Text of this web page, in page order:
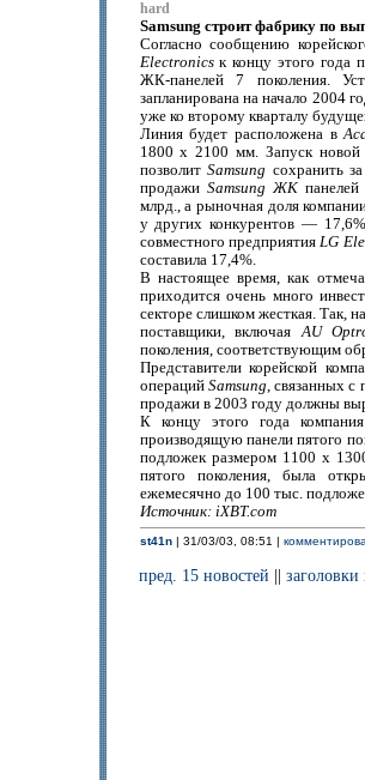
hard
Samsung строит фабрику по
Согласно сообщению
Electronicsк концу этого года
ЖК-панелей 7 поколения.
запланирована на начало 2004
уже ко второму кварталу
Линия будет расположена в
1800 х 2100 мм. Запуск новой
позволитSamsung сохранить
продажи Samsung ЖКпанелей
млрд., а рыночная доля
у других конкурентов —
совместного предприятияLG
составила 17,4%.
В настоящее время, как
приходится очень много
секторе слишком жесткая. Так,
поставщики, включаяAU
поколения, соответствующим
Представители корейской
операций Samsung, связанных с
продажи в 2003 году должны
К концу этого года
производящую панели пятого
подложек размером 1100 х
пятого поколения, была
ежемесячно до 100 тыс.
Источник: iXBT.com
st41n| 31/03/03, 08:51 |
пред. 15 новостей ||заголовки